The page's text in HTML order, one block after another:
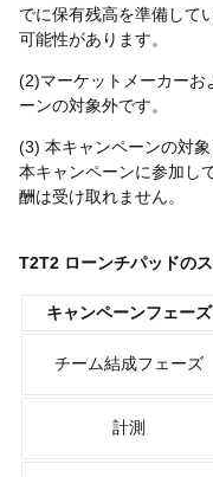
でに保有残高を準備して
可能性があります。
(2)マーケットメーカーお
ーンの対象外です。
(3) 本キャンペーンの対
本キャンペーンに参加し
酬は受け取れません。
T2T2 ローンチパッドの
キャンペーンフェーズ
チーム結成フェーズ
計測